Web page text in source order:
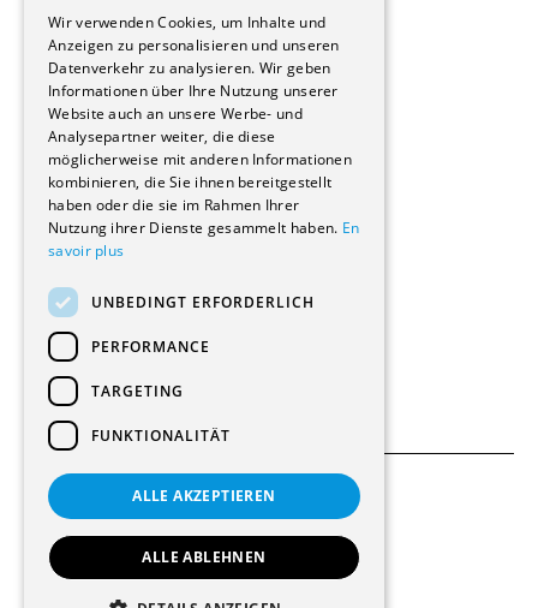
Immobilienverwaltungsgesellschaften
Stockwerkeigentum
Reportagen
Wohnungen
Renovierungen
Innere Umbauten
Gastgewerbe und Tourismus
Verwaltungsgebäude und Geschäfte
Schuleinrichtungen
Medizinische Einrichtungen
Kultur - Sport - Freizeit
Industrie - Handwerk
Transport und Parkplätze
Diverse Bauten
© 2026 Alle Rechte vorbehalten
Allgemeine Bedingungen
Wir verwenden Cookies, um Inhalte und
Anzeigen zu personalisieren und unseren
Datenverkehr zu analysieren. Wir geben
Informationen über Ihre Nutzung unserer
Website auch an unsere Werbe- und
Analysepartner weiter, die diese
möglicherweise mit anderen Informationen
kombinieren, die Sie ihnen bereitgestellt
haben oder die sie im Rahmen Ihrer
Nutzung ihrer Dienste gesammelt haben. En
savoir plus
UNBEDINGT ERFORDERLICH
PERFORMANCE
TARGETING
FUNKTIONALITÄT
ALLE AKZEPTIEREN
ALLE ABLEHNEN